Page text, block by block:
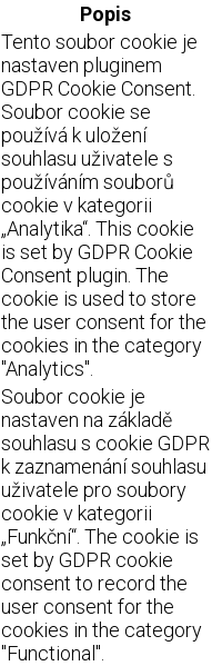
Popis
Tento soubor cookie je
nastaven pluginem
GDPR Cookie Consent.
Soubor cookie se
používá k uložení
souhlasu uživatele s
používáním souborů
cookie v kategorii
„Analytika“. This cookie
is set by GDPR Cookie
Consent plugin. The
cookie is used to store
the user consent for the
cookies in the category
"Analytics".
Soubor cookie je
nastaven na základě
souhlasu s cookie GDPR
k zaznamenání souhlasu
uživatele pro soubory
cookie v kategorii
„Funkční“. The cookie is
set by GDPR cookie
consent to record the
user consent for the
cookies in the category
"Functional".